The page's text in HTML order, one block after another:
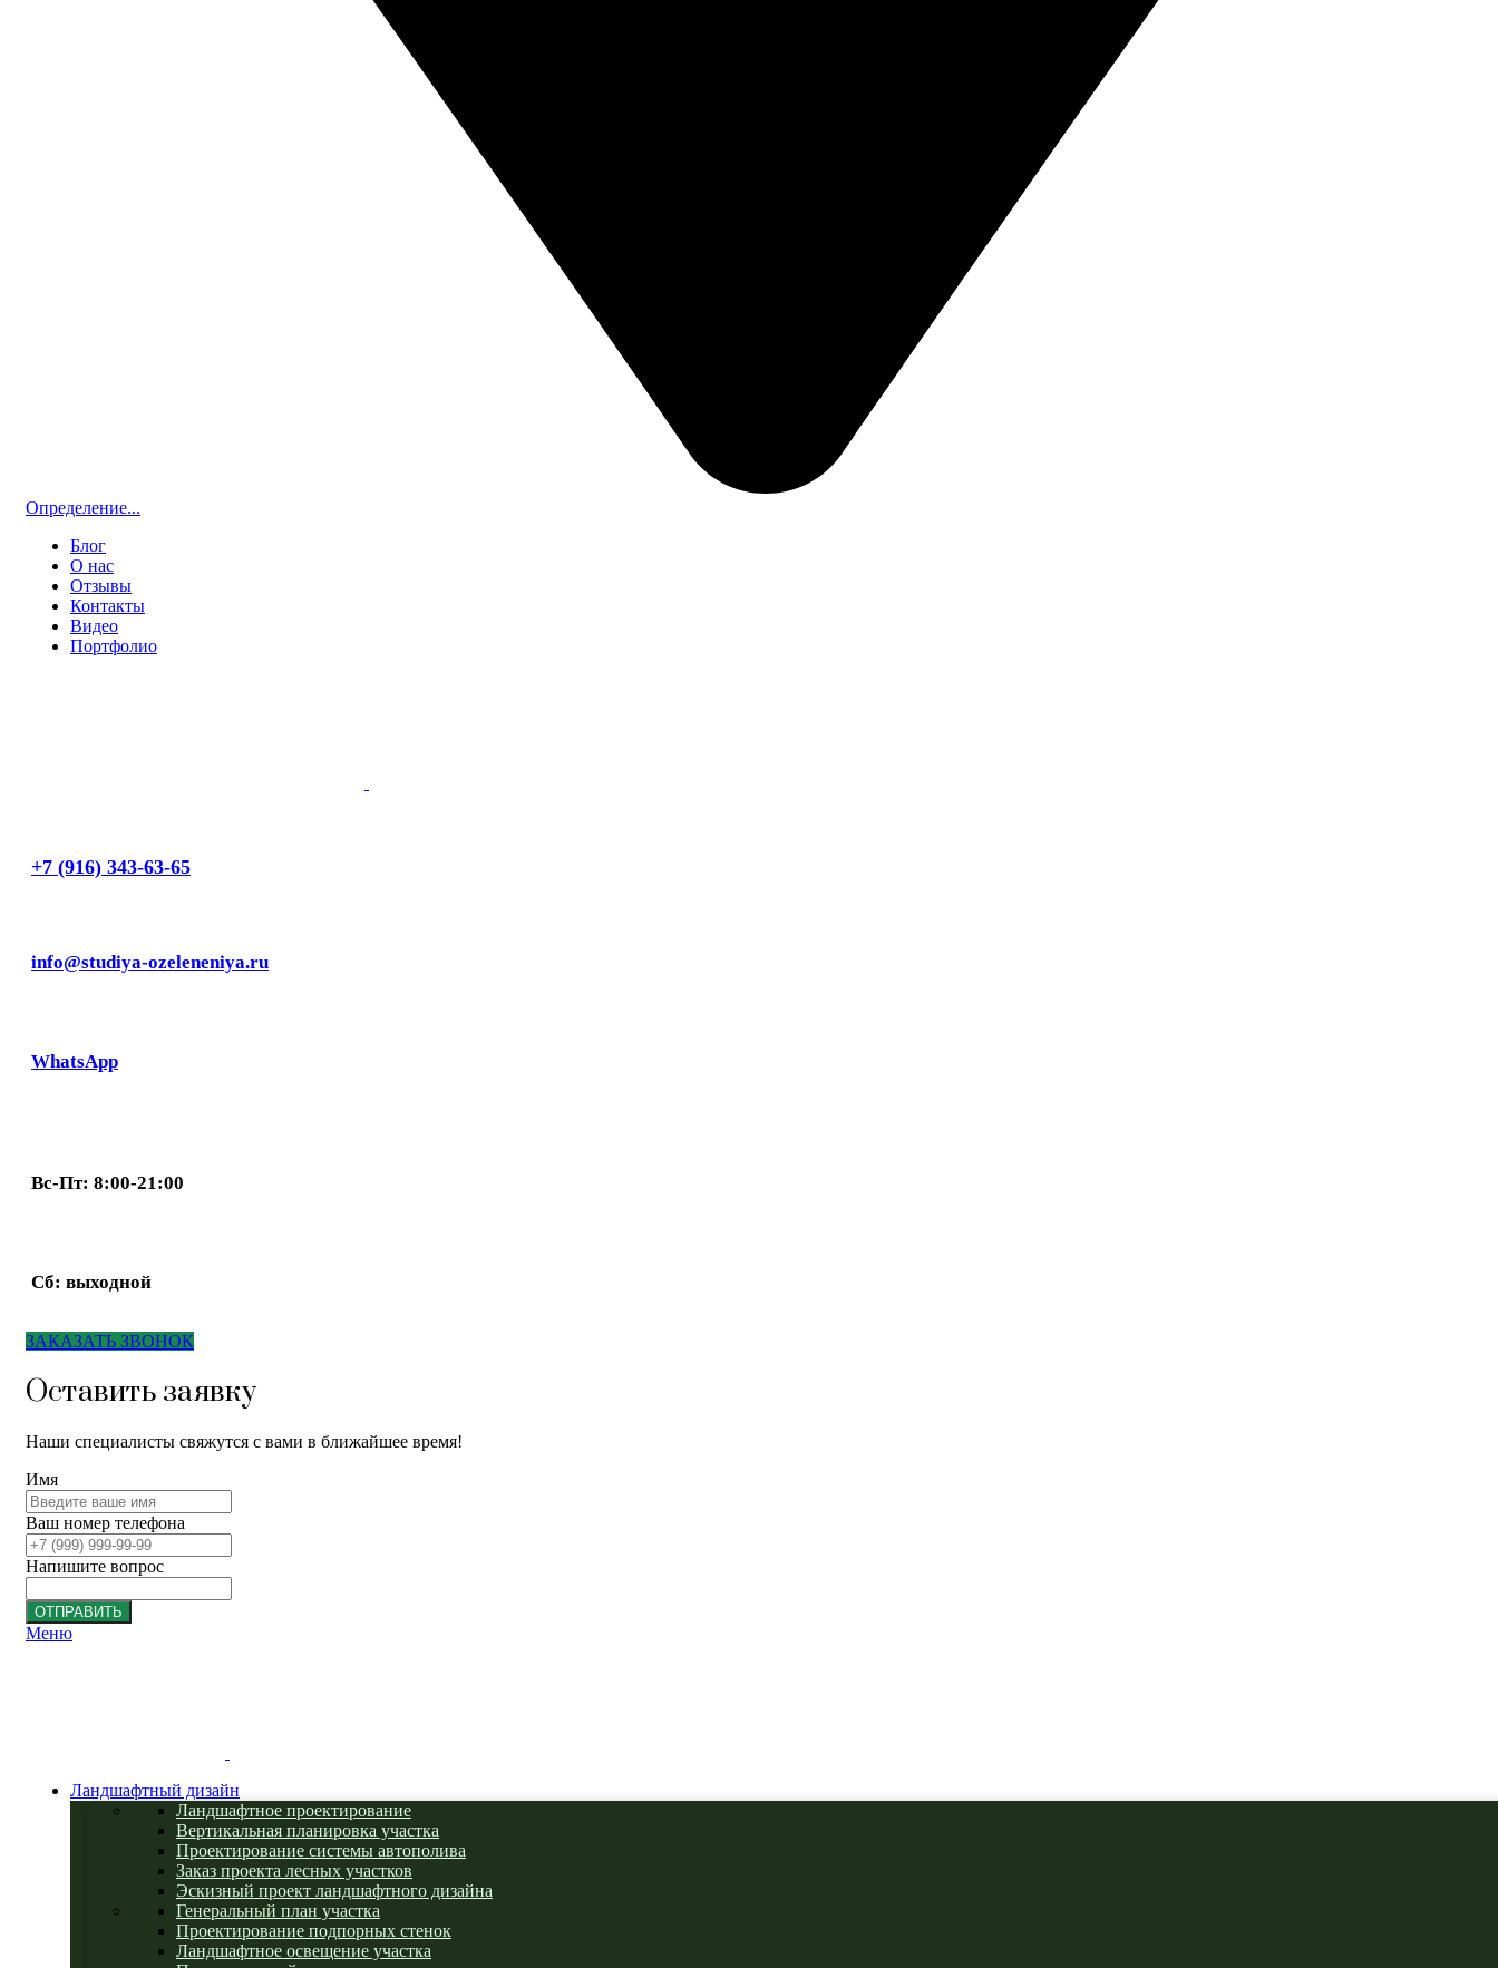
Определение...
Блог
О нас
Отзывы
Контакты
Видео
Портфолио
+7 (916) 343-63-65
info@studiya-ozeleneniya.ru
WhatsApp
Вс-Пт: 8:00-21:00
Сб: выходной
ЗАКАЗАТЬ ЗВОНОК
Оставить заявку
Наши специалисты свяжутся с вами в ближайшее время!
Имя
Ваш номер телефона
Напишите вопрос
ОТПРАВИТЬ
Меню
Ландшафтный дизайн
Ландшафтное проектирование
Вертикальная планировка участка
Проектирование системы автополива
Заказ проекта лесных участков
Эскизный проект ландшафтного дизайна
Генеральный план участка
Проектирование подпорных стенок
Ландшафтное освещение участка